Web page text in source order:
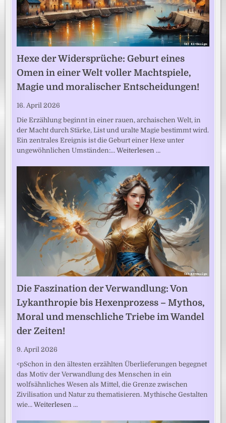
Hexe der Widersprüche: Geburt eines
Omen in einer Welt voller Machtspiele,
Magie und moralischer Entscheidungen!
16. April 2026
Die Erzählung beginnt in einer rauen, archaischen Welt, in
der Macht durch Stärke, List und uralte Magie bestimmt wird.
Ein zentrales Ereignis ist die Geburt einer Hexe unter
ungewöhnlichen Umständen:…Weiterlesen …
Die Faszination der Verwandlung: Von
Lykanthropie bis Hexenprozess – Mythos,
Moral und menschliche Triebe im Wandel
der Zeiten!
9. April 2026
<pSchon in den ältesten erzählten Überlieferungen begegnet
das Motiv der Verwandlung des Menschen in ein
wolfsähnliches Wesen als Mittel, die Grenze zwischen
Zivilisation und Natur zu thematisieren. Mythische Gestalten
wie…Weiterlesen …